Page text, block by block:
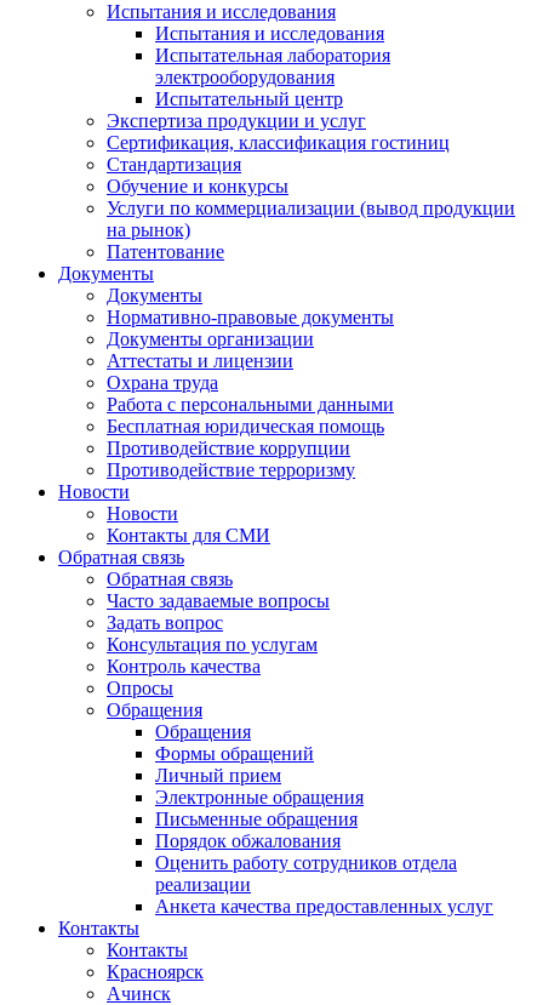
Испытания и исследования
Испытания и исследования
Испытательная лаборатория
электрооборудования
Испытательный центр
Экспертиза продукции и услуг
Сертификация, классификация гостиниц
Стандартизация
Обучение и конкурсы
Услуги по коммерциализации (вывод продукции
на рынок)
Патентование
Документы
Документы
Нормативно-правовые документы
Документы организации
Аттестаты и лицензии
Охрана труда
Работа с персональными данными
Бесплатная юридическая помощь
Противодействие коррупции
Противодействие терроризму
Новости
Новости
Контакты для СМИ
Обратная связь
Обратная связь
Часто задаваемые вопросы
Задать вопрос
Консультация по услугам
Контроль качества
Опросы
Обращения
Обращения
Формы обращений
Личный прием
Электронные обращения
Письменные обращения
Порядок обжалования
Оценить работу сотрудников отдела
реализации
Анкета качества предоставленных услуг
Контакты
Контакты
Красноярск
Ачинск